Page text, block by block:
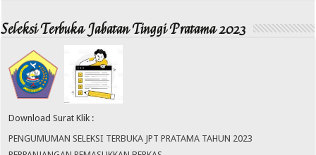
Seleksi Terbuka Jabatan Tinggi Pratama 2023
Download Surat Klik :
PENGUMUMAN SELEKSI TERBUKA JPT PRATAMA TAHUN 2023